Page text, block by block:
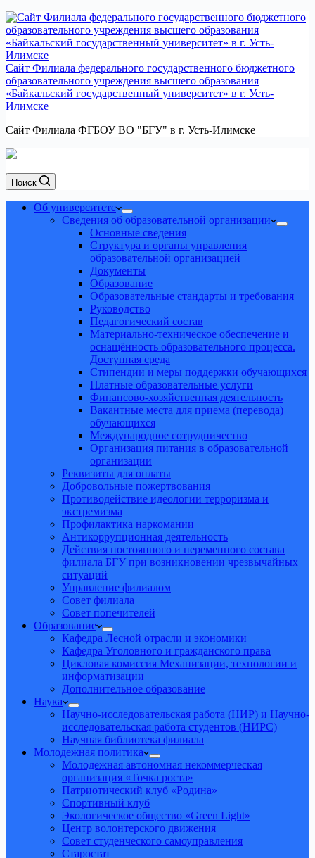
Сайт Филиала федерального государственного бюджетного
образовательного учреждения высшего образования
«Байкальский государственный университет» в г. Усть-
Илимске
Сайт Филиала ФГБОУ ВО "БГУ" в г. Усть-Илимске
Поиск
Об университете
Сведения об образовательной организации
Основные сведения
Структура и органы управления
образовательной организацией
Документы
Образование
Образовательные стандарты и требования
Руководство
Педагогический состав
Материально-техническое обеспечение и
оснащённость образовательного процесса.
Доступная среда
Стипендии и меры поддержки обучающихся
Платные образовательные услуги
Финансово-хозяйственная деятельность
Вакантные места для приема (перевода)
обучающихся
Международное сотрудничество
Организация питания в образовательной
организации
Реквизиты для оплаты
Добровольные пожертвования
Противодействие идеологии терроризма и
экстремизма
Профилактика наркомании
Антикоррупционная деятельность
Действия постоянного и переменного состава
филиала БГУ при возникновении чрезвычайных
ситуаций
Управление филиалом
Совет филиала
Совет попечителей
Образование
Кафедра Лесной отрасли и экономики
Кафедра Уголовного и гражданского права
Цикловая комиссия Механизации, технологии и
информатизации
Дополнительное образование
Наука
Научно-исследовательская работа (НИР) и Научно-
исследовательская работа студентов (НИРС)
Научная библиотека филиала
Молодежная политика
Молодежная автономная некоммерческая
организация «Точка роста»
Патриотический клуб «Родина»
Спортивный клуб
Экологическое общество «Green Light»
Центр волонтерского движения
Совет студенческого самоуправления
Старостат